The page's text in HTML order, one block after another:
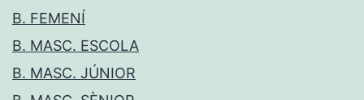
B. FEMENÍ
B. MASC. ESCOLA
B. MASC. JÚNIOR